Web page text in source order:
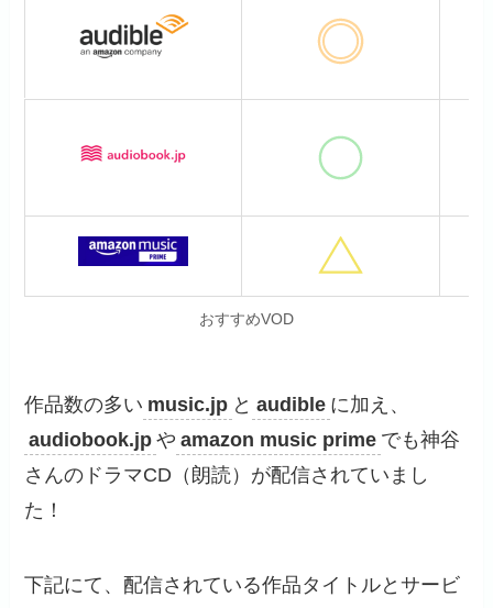
おすすめVOD
作品数の多い music.jp と audible に加え、
audiobook.jp や amazon music prime でも神谷
さんのドラマCD（朗読）が配信されていまし
た！
下記にて、配信されている作品タイトルとサービ